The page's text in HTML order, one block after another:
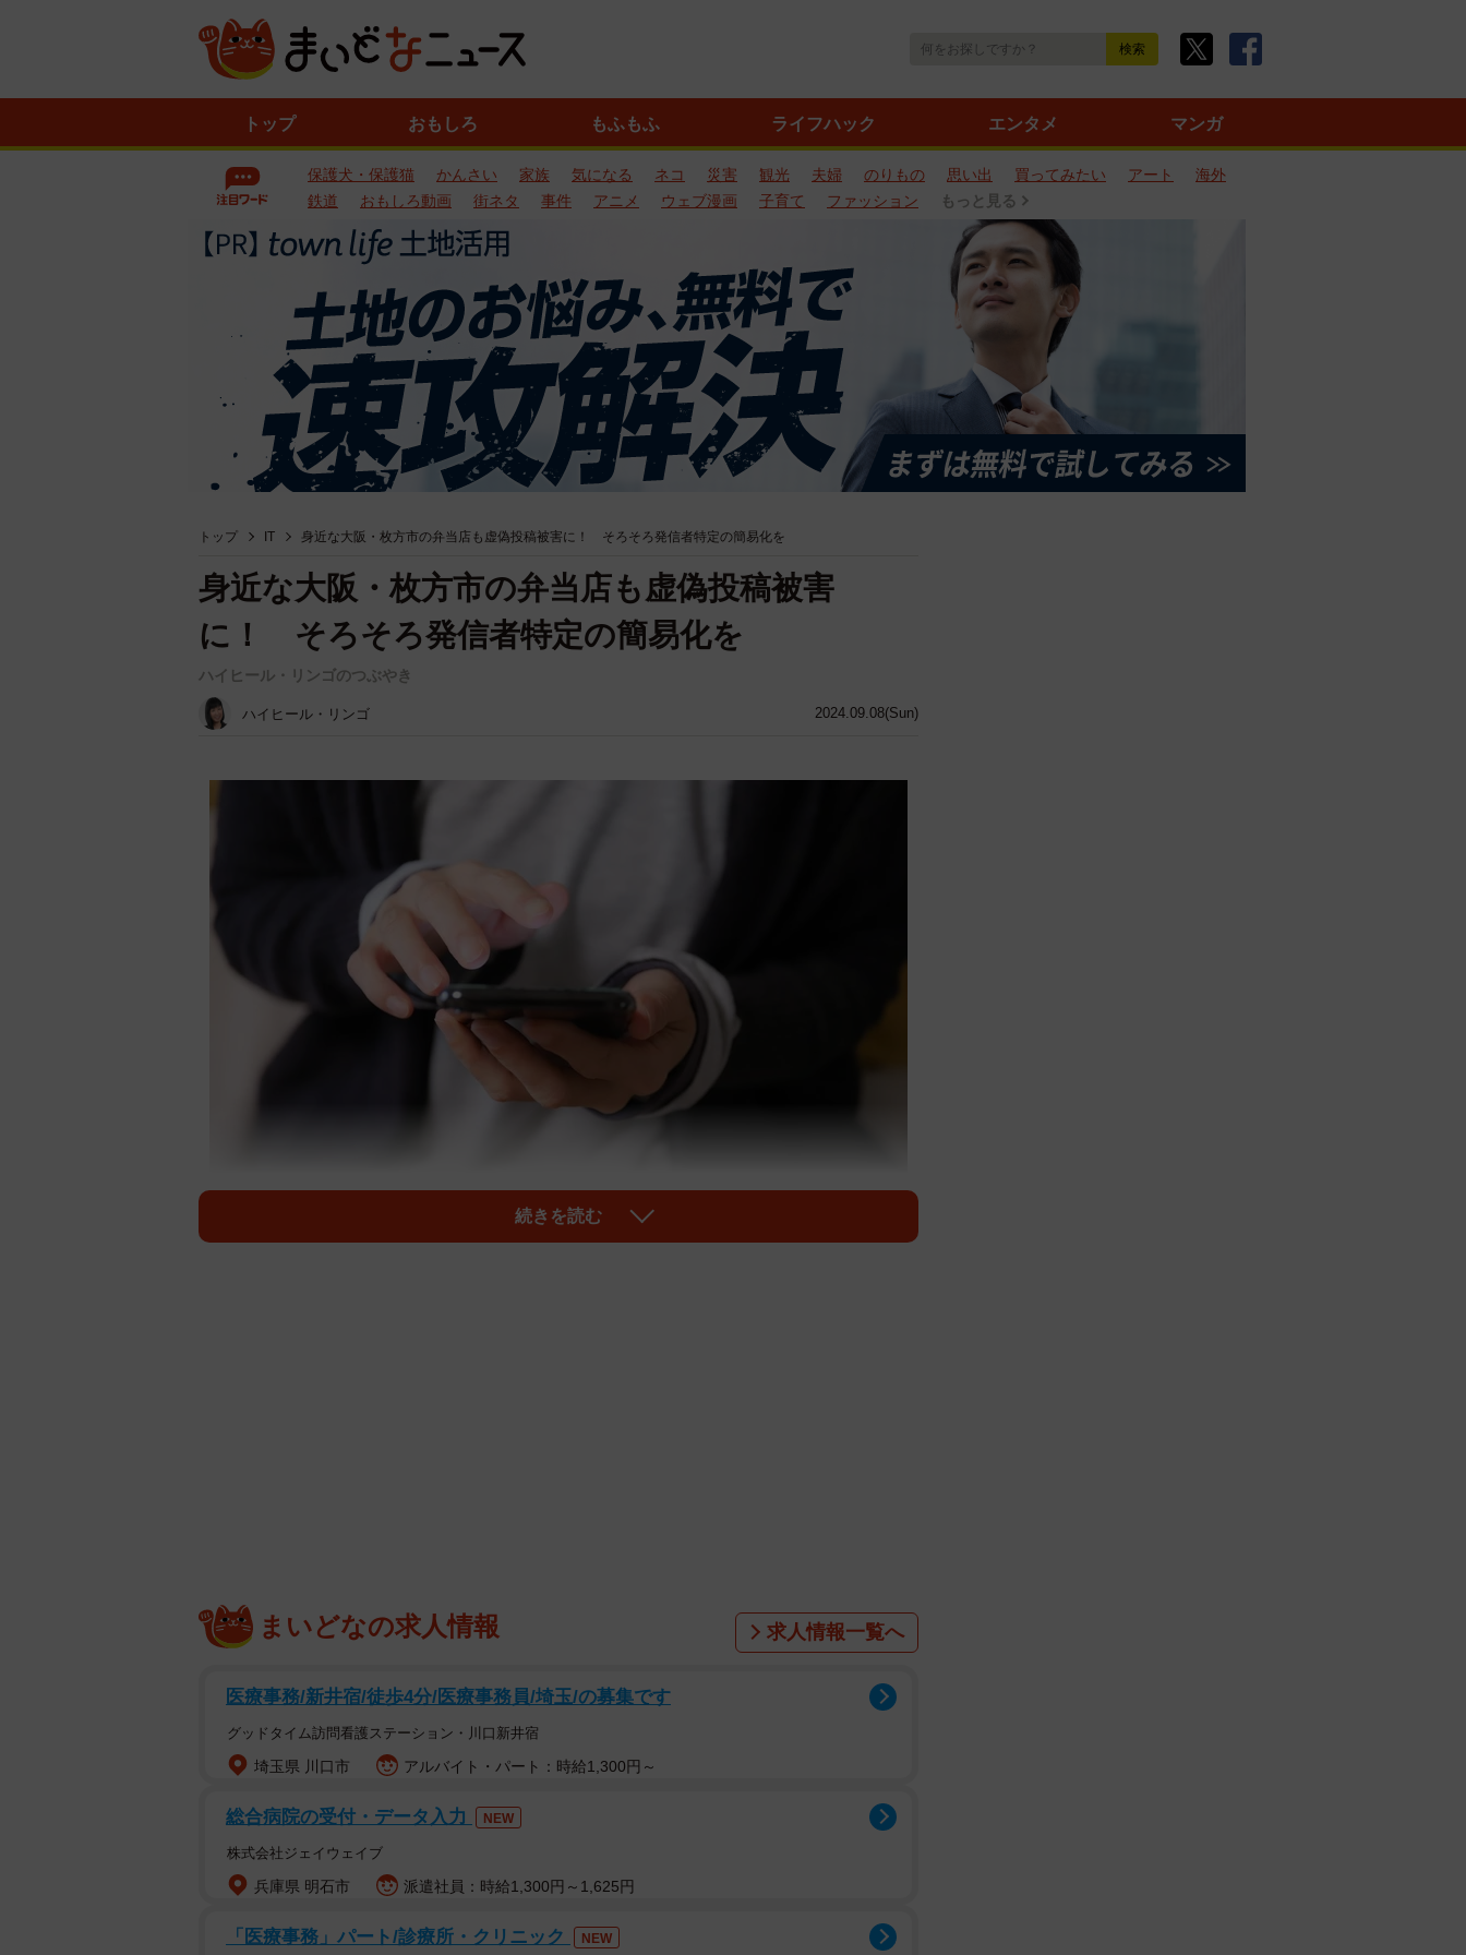
トップ おもしろ もふもふ ライフハック エンタメ マンガ
保護犬・保護猫 かんさい 家族 気になる ネコ 災害 観光 夫婦 のりもの 思い出 買ってみたい アート
海外
鉄道
おもしろ動画 街ネタ 事件 アニメ ウェブ漫画 子育て ファッション もっと見る
トップ IT 身近な大阪・枚方市の弁当店も虚偽投稿被害に！ そろそろ発信者特定の簡易化を
2024.09.08(Sun)
身近な大阪・枚方市の弁当店も虚偽投稿被害
に！ そろそろ発信者特定の簡易化を
ハイヒール・リンゴのつぶやき
ハイヒール・リンゴ
という人と、その苦みが好きだという人がいるように。
「今の代に代わってよりおいしくなった」と書き込む人はまずいない。そんなわけはないと
思うのですが。「良かった」よりも「悪かった」という否定的な声の方が印象に残るような
気がします。
コロナ前の2021年と少し古くなりますが、ある調査によるとSNSの活用法は「情報のツ
ールとして」が80％、「情報の発信や共有」が20％でした。だから口コミ一つにしても、実
名とまでは言いませんが、警察や弁護士の方が調べれば発信者が誰なのかをもっと簡単に迅
続きを読む
まいどなの求人情報 求人情報一覧へ
医療事務/新井宿/徒歩4分/医療事務員/埼玉/の募集です
グッドタイム訪問看護ステーション・川口新井宿
埼玉県 川口市 アルバイト・パート：時給1,300円～
総合病院の受付・データ入力 NEW
株式会社ジェイウェイブ
兵庫県 明石市 派遣社員：時給1,300円～1,625円
「医療事務」パート/診療所・クリニック NEW